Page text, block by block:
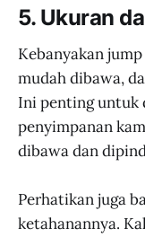
5. Ukuran
Kebanyakan
mudah dibawa,
Ini penting untuk
penyimpanan
dibawa dan
Perhatikan juga
ketahanannya.